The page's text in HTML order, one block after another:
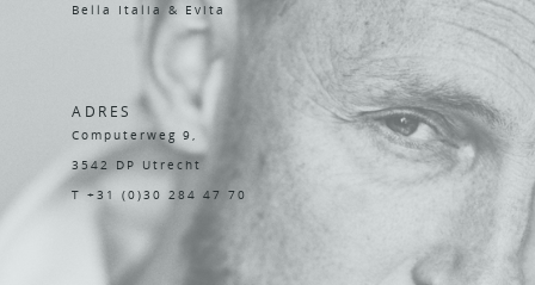
Bella Italia & Evita
ADRES
Computerweg 9,
3542 DP Utrecht
T +31 (0)30 284 47 70